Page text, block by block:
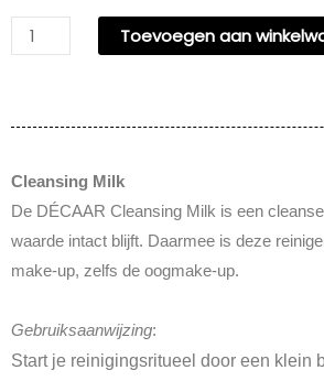
DECAAR
Cleansing
Toevoegen aan
Cleansing Milk
De DÉCAAR Cleansing Milk is een
waarde intact blijft. Daarmee is deze
make-up, zelfs de oogmake-up.
Gebruiksaanwijzing:
Start je reinigingsritueel door een klein